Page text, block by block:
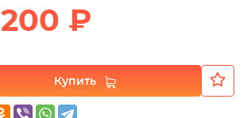
200 ₽
Купить